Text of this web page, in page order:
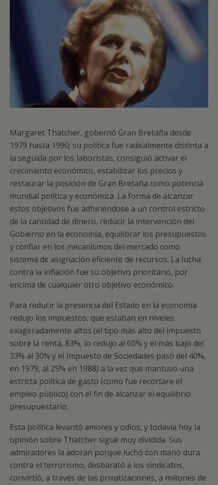
Margaret Thatcher, gobernó Gran Bretaña desde
1979 hasta 1990; su política fue radicalmente distinta a
la seguida por los laboristas, consiguió activar el
crecimiento económico, estabilizar los precios y
restaurar la posición de Gran Bretaña como potencia
mundial política y económica. La forma de alcanzar
estos objetivos fue adhiriéndose a un control estricto
de la cantidad de dinero, reducir la intervención del
Gobierno en la economía, equilibrar los presupuestos
y confiar en los mecanismos del mercado como
sistema de asignación eficiente de recursos. La lucha
contra la inflación fue su objetivo prioritario, por
encima de cualquier otro objetivo económico.
Para reducir la presencia del Estado en la economía
redujo los impuestos, que estaban en niveles
exageradamente altos (el tipo más alto del impuesto
sobre la renta, 83%, lo redujo al 60% y el más bajo del
33% al 30% y el Impuesto de Sociedades pasó del 40%,
en 1979, al 25% en 1988) a la vez que mantuvo una
estricta política de gasto (como fue recortare el
empleo público) con el fin de alcanzar el equilibrio
presupuestario.
Esta política levantó amores y odios, y todavía hoy la
opinión sobre Thatcher sigue muy dividida. Sus
admiradores la adoran porque luchó con mano dura
contra el terrorismo, desbarató a los sindicatos,
convirtió, a través de las privatizaciones, a millones de